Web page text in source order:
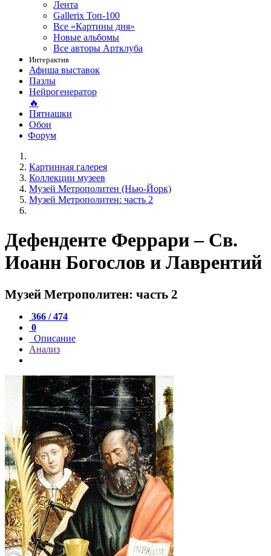
Лента
Gallerix Топ-100
Все «Картины дня»
Новые альбомы
Все авторы Артклуба
Интерактив
Афиша выставок
Пазлы
Нейрогенератор
🔥
Пятнашки
Обои
Форум
Картинная галерея
Коллекции музеев
Музей Метрополитен (Нью-Йорк)
Музей Метрополитен: часть 2
Дефенденте Феррари – Св.
Иоанн Богослов и Лаврентий
Музей Метрополитен: часть 2
366 / 474
0
Описание
Анализ